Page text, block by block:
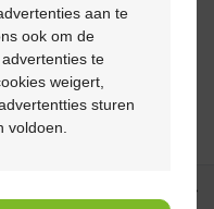
apotheek
aan te
ook om de
te
weigert,
sturen
voldoen.